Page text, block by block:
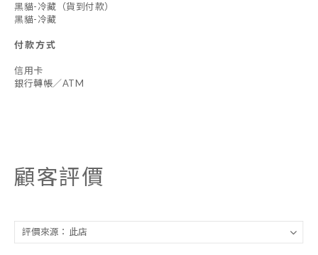
黑貓-冷藏（貨到付款）
黑貓-冷藏
付款方式
信用卡
銀行轉帳／ATM
顧客評價